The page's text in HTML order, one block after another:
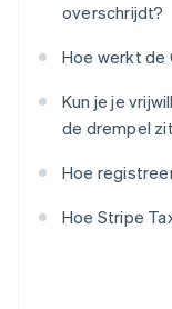
overschrijdt?
Hoe werkt de
Kun je je
de drempel
Hoe
Hoe Stripe